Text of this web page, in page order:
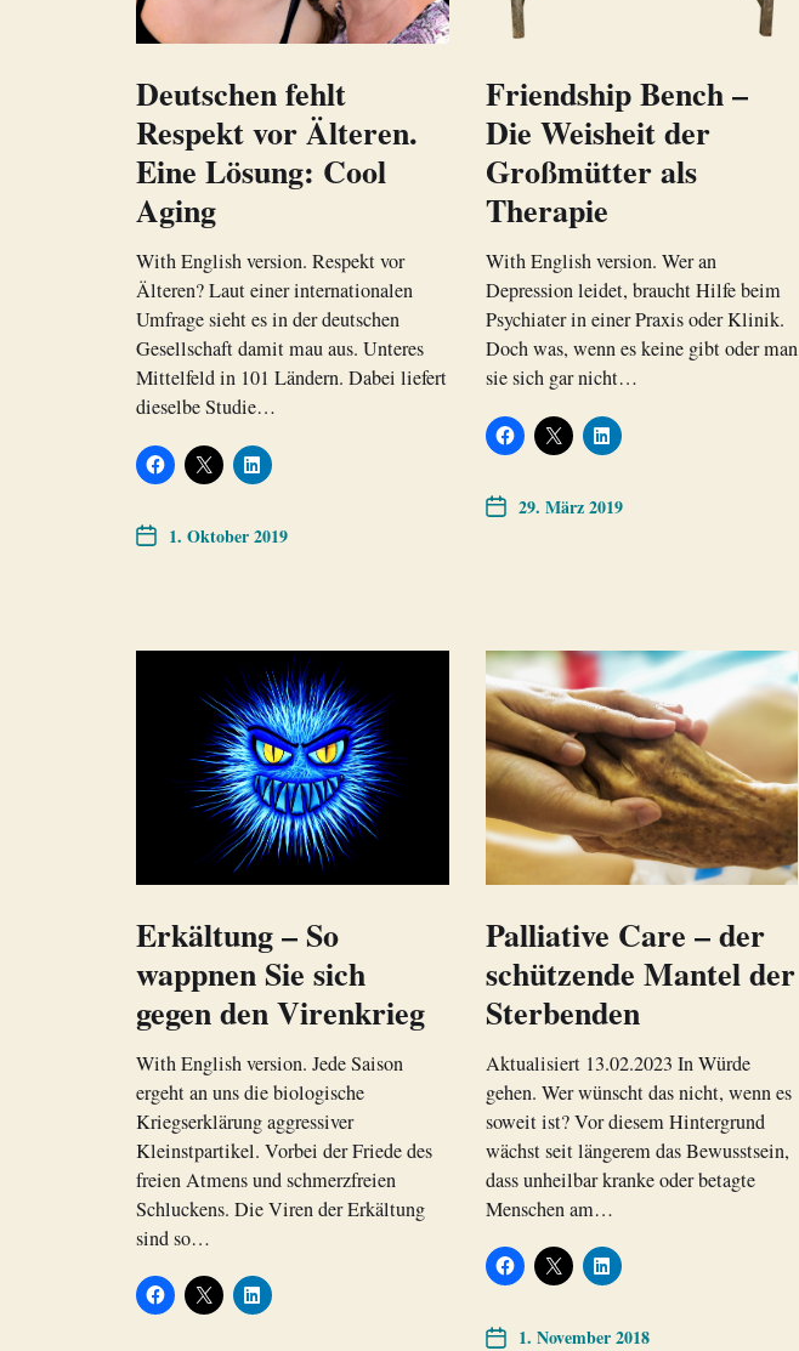
Deutschen fehlt
Respekt vor Älteren.
Eine Lösung: Cool
Aging
With English version. Respekt vor
Älteren? Laut einer internationalen
Umfrage sieht es in der deutschen
Gesellschaft damit mau aus. Unteres
Mittelfeld in 101 Ländern. Dabei liefert
dieselbe Studie…
1. Oktober 2019
Friendship Bench –
Die Weisheit der
Großmütter als
Therapie
With English version. Wer an
Depression leidet, braucht Hilfe beim
Psychiater in einer Praxis oder Klinik.
Doch was, wenn es keine gibt oder man
sie sich gar nicht…
29. März 2019
Erkältung – So
wappnen Sie sich
gegen den Virenkrieg
With English version. Jede Saison
ergeht an uns die biologische
Kriegserklärung aggressiver
Kleinstpartikel. Vorbei der Friede des
freien Atmens und schmerzfreien
Schluckens. Die Viren der Erkältung
sind so…
Palliative Care – der
schützende Mantel der
Sterbenden
Aktualisiert 13.02.2023 In Würde
gehen. Wer wünscht das nicht, wenn es
soweit ist? Vor diesem Hintergrund
wächst seit längerem das Bewusstsein,
dass unheilbar kranke oder betagte
Menschen am…
1. November 2018